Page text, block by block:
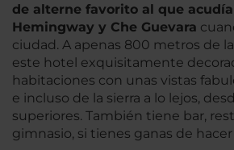
de alterne favorito al que
Hemingway y Che Guevara
ciudad. A apenas 800 metros de
este hotel exquisitamente
habitaciones con unas vistas
e incluso de la sierra a lo lejos,
superiores. También tiene bar,
gimnasio, si tienes ganas de